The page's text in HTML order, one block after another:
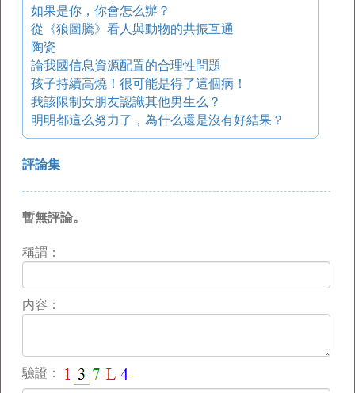
如果是你，你會怎么辦？
從《狼圖騰》看人與動物的共振互通
陶瓷
論我國信息資源配置的合理性問題
孩子持續高燒！很可能是得了這個病！
我該限制女朋友認識其他男生么？
明明都這么努力了，為什么還是沒有好結果？
評論集
暫無評論。
稱謂：
内容：
驗證：